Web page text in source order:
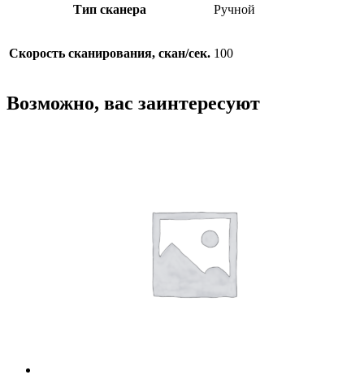
Тип сканера Ручной
Скорость сканирования, скан/сек. 100
Возможно, вас заинтересуют